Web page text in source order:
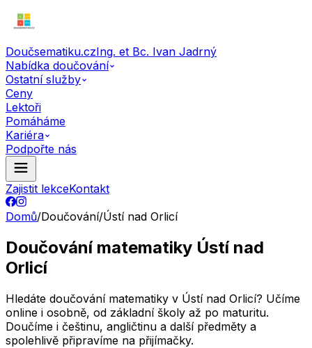
Doučsematiku.czIng. et Bc. Ivan Jadrný
Nabídka doučování
Ostatní služby
Ceny
Lektoři
Pomáháme
Kariéra
Podpořte nás
Zajistit lekceKontakt
Domů/Doučování/Ústí nad Orlicí
Doučování matematiky Ústí nad
Orlicí
Hledáte doučování matematiky v Ústí nad Orlicí? Učíme
online i osobně, od základní školy až po maturitu.
Doučíme i češtinu, angličtinu a další předměty a
spolehlivě připravíme na přijímačky.